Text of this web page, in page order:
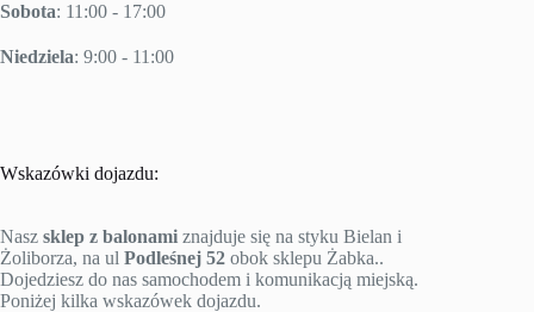
Sobota: 11:00 - 17:00
Niedziela: 9:00 - 11:00
Wskazówki dojazdu:
Nasz sklep z balonami znajduje się na styku Bielan i
Żoliborza, na ul Podleśnej 52 obok sklepu Żabka..
Dojedziesz do nas samochodem i komunikacją miejską.
Poniżej kilka wskazówek dojazdu.